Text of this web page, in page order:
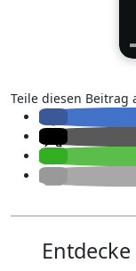
Teile diesen Beitrag